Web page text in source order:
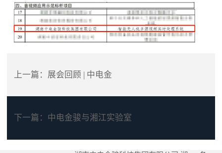
上一篇： 展会回顾 | 中电金
下一篇： 中电金骏与湘江实验室